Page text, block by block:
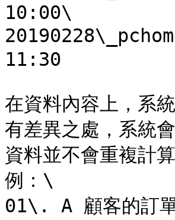
10:00\
11:30
在資料內容上，系
有差異之處，系統
資料並不會重複計
例：\
01\. A 顧客的訂單